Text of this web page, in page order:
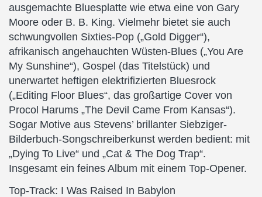
ausgemachte Bluesplatte wie etwa eine von Gary
Moore oder B. B. King. Vielmehr bietet sie auch
schwungvollen Sixties-Pop („Gold Digger“),
afrikanisch angehauchten Wüsten-Blues („You Are
My Sunshine“), Gospel (das Titelstück) und
unerwartet heftigen elektrifizierten Bluesrock
(„Editing Floor Blues“, das großartige Cover von
Procol Harums „The Devil Came From Kansas“).
Sogar Motive aus Stevens’ brillanter Siebziger-
Bilderbuch-Songschreiberkunst werden bedient: mit
„Dying To Live“ und „Cat & The Dog Trap“.
Insgesamt ein feines Album mit einem Top-Opener.
Top-Track: I Was Raised In Babylon